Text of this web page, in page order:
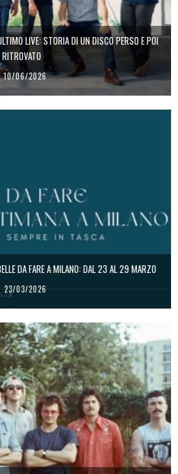
LIVE: STORIA DI UN DISCO PERSO E POI
RITROVATO
10/06/2026
DA FARE A MILANO: DAL 23 AL 29 MARZO
23/03/2026